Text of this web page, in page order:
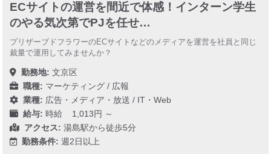
ECサイトの運営を間近で体感！インターン学生
のやる気次第でPJを任せ…
プリザーブドフラワーのECサイトなどのメディアを運営を社員と同じ
裁量で運用してみませんか？
勤務地: 文京区
職種: マーケティング / 広報
業種: 広告・メディア・放送 / IT・Web
給与: 時給 1,013円 ～
アクセス: 湯島駅から徒歩5分
勤務条件: 週2日以上